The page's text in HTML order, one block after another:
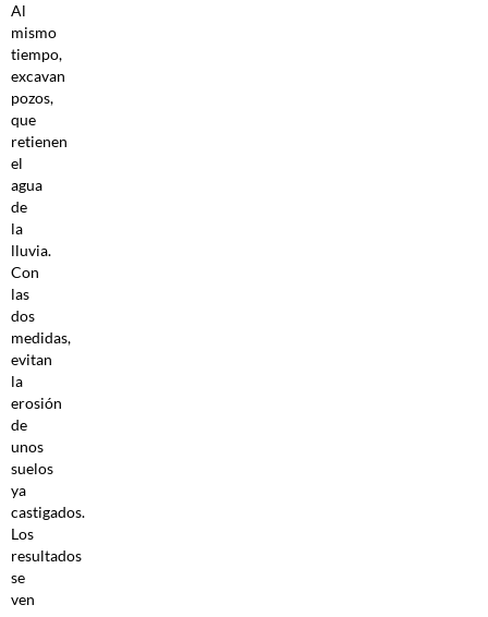
Al
mismo
tiempo,
excavan
pozos,
que
retienen
el
agua
de
la
lluvia.
Con
las
dos
medidas,
evitan
la
erosión
de
unos
suelos
ya
castigados.
Los
resultados
se
ven